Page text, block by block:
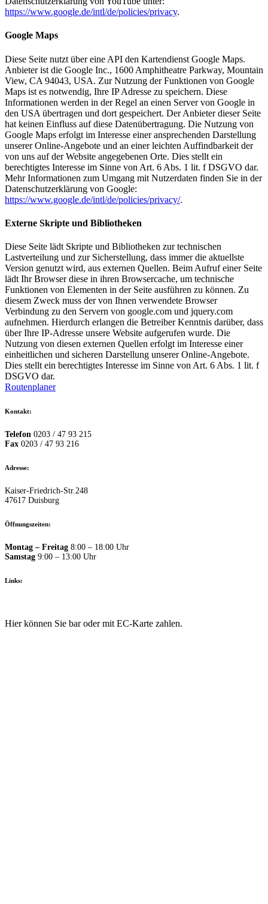
https://www.google.de/intl/de/policies/privacy.
Google Maps
Diese Seite nutzt über eine API den Kartendienst Google Maps.
Anbieter ist die Google Inc., 1600 Amphitheatre Parkway, Mountain
View, CA 94043, USA. Zur Nutzung der Funktionen von Google
Maps ist es notwendig, Ihre IP Adresse zu speichern. Diese
Informationen werden in der Regel an einen Server von Google in
den USA übertragen und dort gespeichert. Der Anbieter dieser Seite
hat keinen Einfluss auf diese Datenübertragung. Die Nutzung von
Google Maps erfolgt im Interesse einer ansprechenden Darstellung
unserer Online-Angebote und an einer leichten Auffindbarkeit der
von uns auf der Website angegebenen Orte. Dies stellt ein
berechtigtes Interesse im Sinne von Art. 6 Abs. 1 lit. f DSGVO dar.
Mehr Informationen zum Umgang mit Nutzerdaten finden Sie in der
Datenschutzerklärung von Google:
https://www.google.de/intl/de/policies/privacy/.
Externe Skripte und Bibliotheken
Diese Seite lädt Skripte und Bibliotheken zur technischen
Lastverteilung und zur Sicherstellung, dass immer die aktuellste
Version genutzt wird, aus externen Quellen. Beim Aufruf einer Seite
lädt Ihr Browser diese in ihren Browsercache, um technische
Funktionen von Elementen in der Seite ausführen zu können. Zu
diesem Zweck muss der von Ihnen verwendete Browser
Verbindung zu den Servern von google.com und jquery.com
aufnehmen. Hierdurch erlangen die Betreiber Kenntnis darüber, dass
über Ihre IP-Adresse unsere Website aufgerufen wurde. Die
Nutzung von diesen externen Quellen erfolgt im Interesse einer
einheitlichen und sicheren Darstellung unserer Online-Angebote.
Dies stellt ein berechtigtes Interesse im Sinne von Art. 6 Abs. 1 lit. f
DSGVO dar.
Routenplaner
Kontakt:
Telefon 0203 / 47 93 215
Fax 0203 / 47 93 216
Adresse:
Kaiser-Friedrich-Str.248
47617 Duisburg
Öffnungszeiten:
Montag – Freitag 8:00 – 18:00 Uhr
Samstag 9:00 – 13:00 Uhr
Links:
Hier können Sie bar oder mit EC-Karte zahlen.